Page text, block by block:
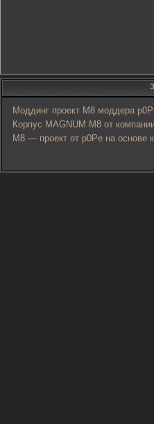
Моддинг проект M8 моддера
Корпус MAGNUM M8 от
M8 — проект от p0Pe на основе